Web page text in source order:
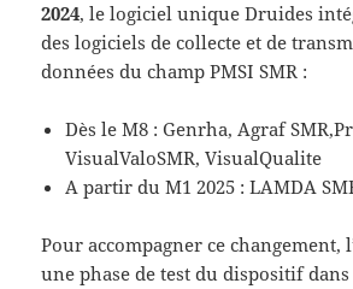
2024, le logiciel unique Druides
des logiciels de collecte et de
données du champ PMSI SMR :
Dès le M8 : Genrha, Agraf
VisualValoSMR, VisualQualite
A partir du M1 2025 : LAMDA
Pour accompagner ce changement,
une phase de test du dispositif dans